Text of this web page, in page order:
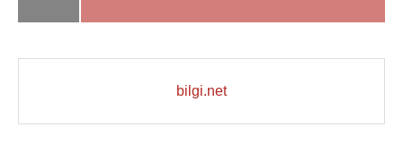
bilgi.net